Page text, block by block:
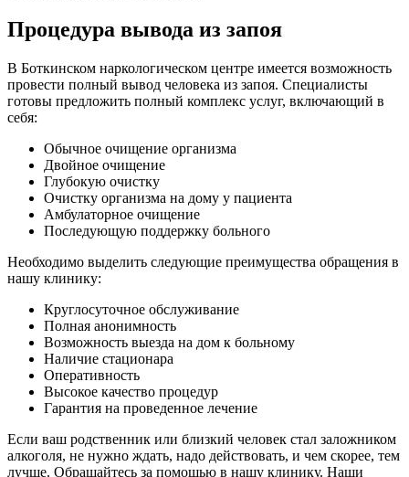
Процедура вывода из запоя
В Боткинском наркологическом центре имеется возможность
провести полный вывод человека из запоя. Специалисты
готовы предложить полный комплекс услуг, включающий в
себя:
Обычное очищение организма
Двойное очищение
Глубокую очистку
Очистку организма на дому у пациента
Амбулаторное очищение
Последующую поддержку больного
Необходимо выделить следующие преимущества обращения в
нашу клинику:
Круглосуточное обслуживание
Полная анонимность
Возможность выезда на дом к больному
Наличие стационара
Оперативность
Высокое качество процедур
Гарантия на проведенное лечение
Если ваш родственник или близкий человек стал заложником
алкоголя, не нужно ждать, надо действовать, и чем скорее, тем
лучше. Обращайтесь за помощью в нашу клинику. Наши